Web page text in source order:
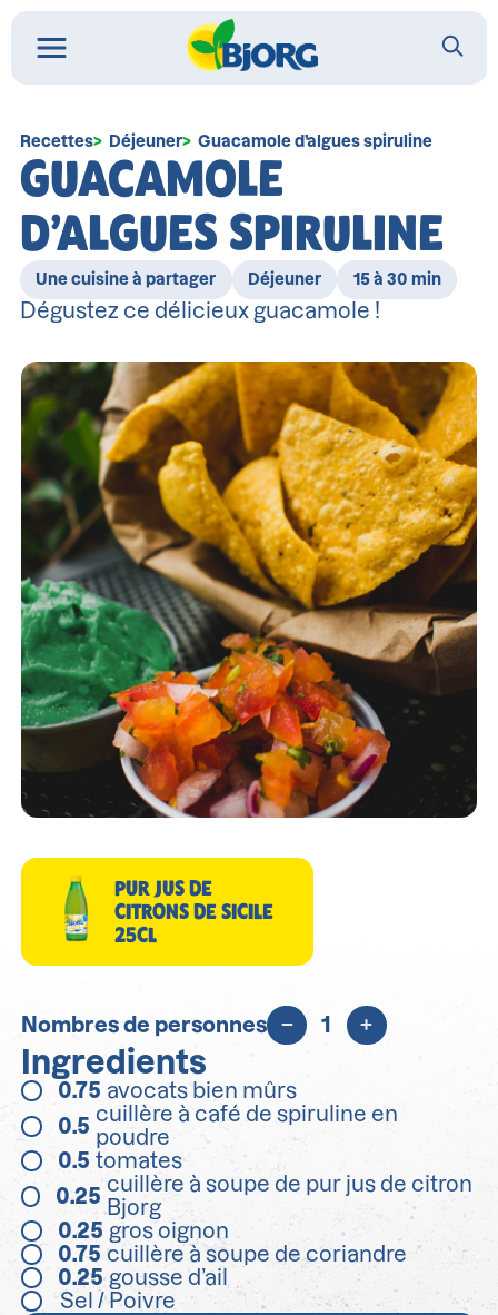
Recettes Déjeuner Guacamole d’algues spiruline
GUACAMOLE
D’ALGUES SPIRULINE
Une cuisine à partager Déjeuner 15 à 30 min
Dégustez ce délicieux guacamole !
PUR JUS DE
CITRONS DE SICILE
25CL
Nombres de personnes 1
Ingredients
0.75 avocats bien mûrs
0.5 cuillère à café de spiruline en
poudre
0.5 tomates
0.25 cuillère à soupe de pur jus de citron
Bjorg
0.25 gros oignon
0.75 cuillère à soupe de coriandre
0.25 gousse d’ail
Sel / Poivre